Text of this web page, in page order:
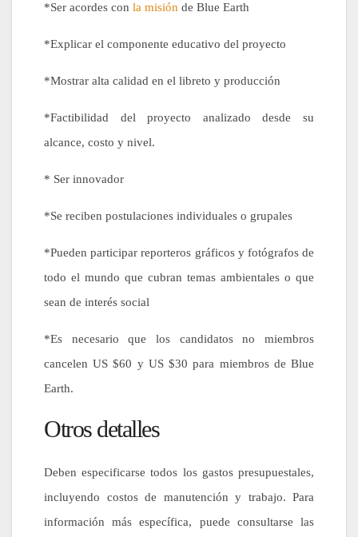
*Ser acordes con la misión de Blue Earth
*Explicar el componente educativo del proyecto
*Mostrar alta calidad en el libreto y producción
*Factibilidad del proyecto analizado desde su
alcance, costo y nivel.
* Ser innovador
*Se reciben postulaciones individuales o grupales
*Pueden participar reporteros gráficos y fotógrafos de
todo el mundo que cubran temas ambientales o que
sean de interés social
*Es necesario que los candidatos no miembros
cancelen US $60 y US $30 para miembros de Blue
Earth.
Otros detalles
Deben especificarse todos los gastos presupuestales,
incluyendo costos de manutención y trabajo. Para
información más específica, puede consultarse las